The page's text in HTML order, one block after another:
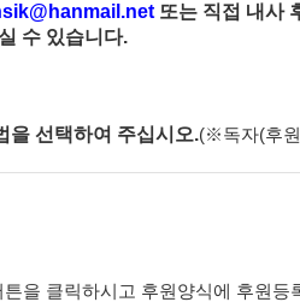
또는 직접 내사
수 있습니다.
을 선택하여 주십시오.(※독자(후
을 클릭하시고 후원양식에 후원등